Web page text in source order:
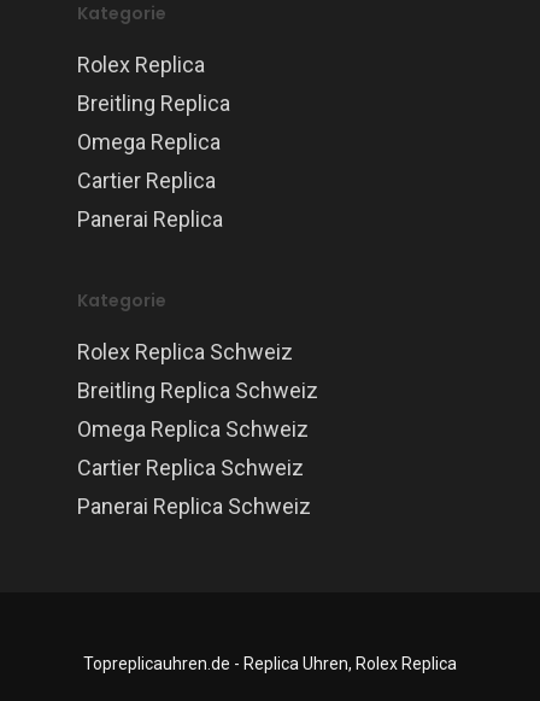
Kategorie
Rolex Replica
Breitling Replica
Omega Replica
Cartier Replica
Panerai Replica
Kategorie
Rolex Replica Schweiz
Breitling Replica Schweiz
Omega Replica Schweiz
Cartier Replica Schweiz
Panerai Replica Schweiz
Topreplicauhren.de - Replica Uhren, Rolex Replica